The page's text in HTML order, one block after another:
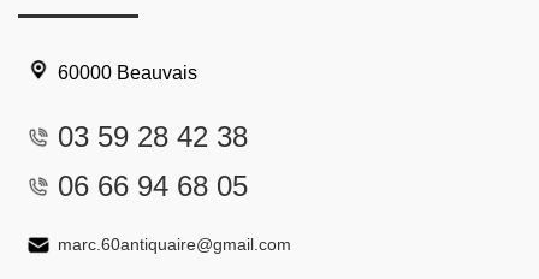
60000 Beauvais
03 59 28 42 38
06 66 94 68 05
marc.60antiquaire@gmail.com